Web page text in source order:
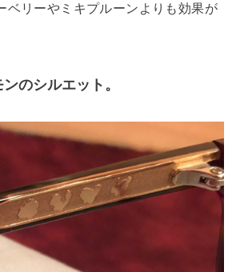
ベリーやミキプルーンよりも効果が
のシルエット。